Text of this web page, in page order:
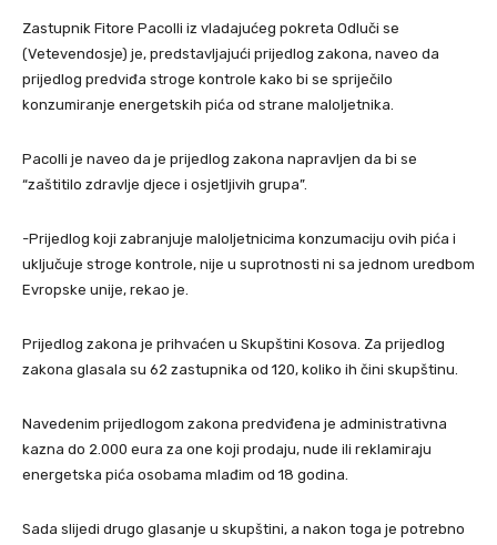
Zastupnik Fitore Pacolli iz vladajućeg pokreta Odluči se
(Vetevendosje) je, predstavljajući prijedlog zakona, naveo da
prijedlog predviđa stroge kontrole kako bi se spriječilo
konzumiranje energetskih pića od strane maloljetnika.
Pacolli je naveo da je prijedlog zakona napravljen da bi se
“zaštitilo zdravlje djece i osjetljivih grupa”.
-Prijedlog koji zabranjuje maloljetnicima konzumaciju ovih pića i
uključuje stroge kontrole, nije u suprotnosti ni sa jednom uredbom
Evropske unije, rekao je.
Prijedlog zakona je prihvaćen u Skupštini Kosova. Za prijedlog
zakona glasala su 62 zastupnika od 120, koliko ih čini skupštinu.
Navedenim prijedlogom zakona predviđena je administrativna
kazna do 2.000 eura za one koji prodaju, nude ili reklamiraju
energetska pića osobama mlađim od 18 godina.
Sada slijedi drugo glasanje u skupštini, a nakon toga je potrebno